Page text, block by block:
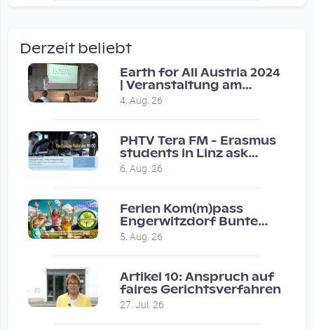
Vor 2 weeks 4 days
Coole Sendung, tolle…
Vor 1 month 2 weeks
Eure Show war super :-)…
Vor 1 month 2 weeks
Derzeit beliebt
Earth for All Austria 2024
| Veranstaltung am
8.7.2024
4. Aug. 26
PHTV Tera FM - Erasmus
students in Linz ask
people on road for
recommendations
6. Aug. 26
Ferien Kom(m)pass
Engerwitzdorf Bunte
Hundestunde
5. Aug. 26
Artikel 10: Anspruch auf
faires Gerichtsverfahren
27. Jul. 26